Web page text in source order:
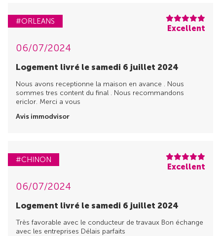
#ORLEANS
Excellent
06/07/2024
Logement livré le samedi 6 juillet 2024
Nous avons receptionne la maison en avance . Nous
sommes tres content du final . Nous recommandons
ericlor. Merci a vous
Avis immodvisor
#CHINON
Excellent
06/07/2024
Logement livré le samedi 6 juillet 2024
Très favorable avec le conducteur de travaux Bon échange
avec les entreprises Délais parfaits